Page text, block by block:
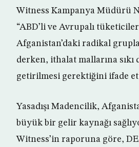
Witness Kampanya Müdürü
“ABD’li ve Avrupalı
Afganistan’daki radikal
derken, ithalat mallarına sıkı
getirilmesi gerektiğini ifade
Yasadışı Madencilik,
büyük bir gelir kaynağı
Witness’in raporuna göre,